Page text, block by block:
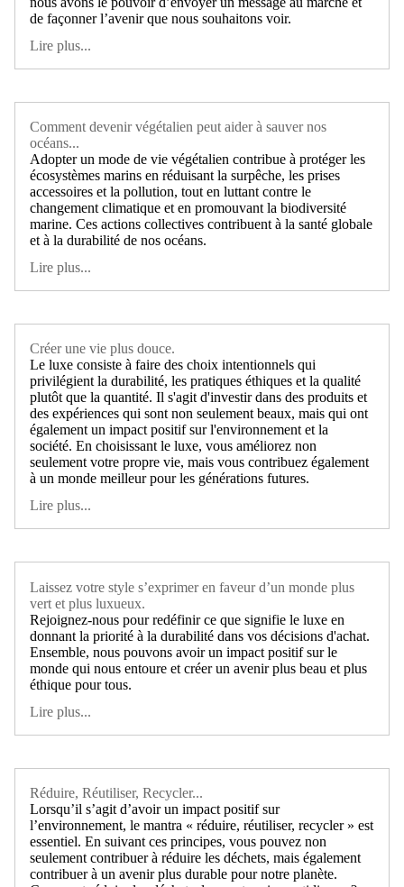
de façonner l’avenir que nous souhaitons voir.
Lire plus...
Comment devenir végétalien peut aider à sauver nos
océans...
Adopter un mode de vie végétalien contribue à protéger les
écosystèmes marins en réduisant la surpêche, les prises
accessoires et la pollution, tout en luttant contre le
changement climatique et en promouvant la biodiversité
marine. Ces actions collectives contribuent à la santé globale
et à la durabilité de nos océans.
Lire plus...
Créer une vie plus douce.
Le luxe consiste à faire des choix intentionnels qui
privilégient la durabilité, les pratiques éthiques et la qualité
plutôt que la quantité. Il s'agit d'investir dans des produits et
des expériences qui sont non seulement beaux, mais qui ont
également un impact positif sur l'environnement et la
société. En choisissant le luxe, vous améliorez non
seulement votre propre vie, mais vous contribuez également
à un monde meilleur pour les générations futures.
Lire plus...
Laissez votre style s’exprimer en faveur d’un monde plus
vert et plus luxueux.
Rejoignez-nous pour redéfinir ce que signifie le luxe en
donnant la priorité à la durabilité dans vos décisions d'achat.
Ensemble, nous pouvons avoir un impact positif sur le
monde qui nous entoure et créer un avenir plus beau et plus
éthique pour tous.
Lire plus...
Réduire, Réutiliser, Recycler...
Lorsqu’il s’agit d’avoir un impact positif sur
l’environnement, le mantra « réduire, réutiliser, recycler » est
essentiel. En suivant ces principes, vous pouvez non
seulement contribuer à réduire les déchets, mais également
contribuer à un avenir plus durable pour notre planète.